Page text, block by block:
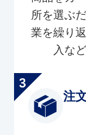
所を選ぶ
業を繰り
入な
注